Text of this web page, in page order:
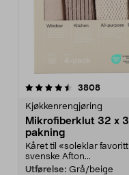
3808
Kjøkkenrengjøring
Mikrofiberklut 32 x
pakning
Kåret til «soleklar
svenske Afton...
Utførelse: Grå/beige
4.5av 5 stjerner